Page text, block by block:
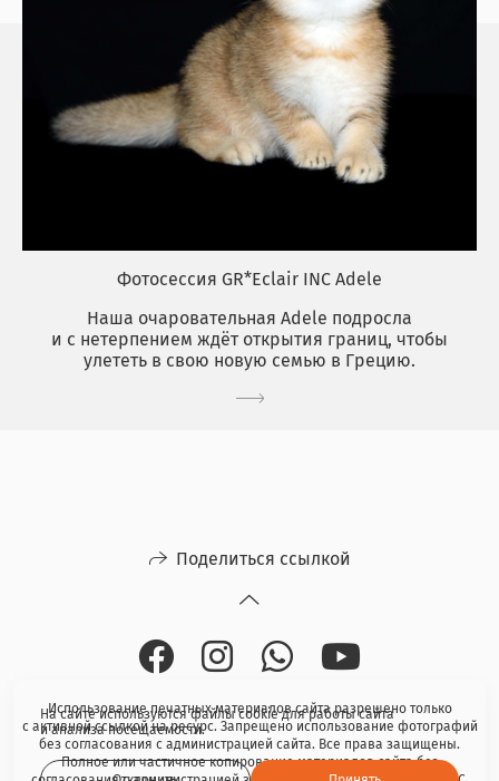
Фотосессия GR*Eclair INC Adele
Наша очаровательная Adele подросла
и с нетерпением ждёт открытия границ, чтобы
улететь в свою новую семью в Грецию.
Поделиться ссылкой
Использование печатных материалов сайта разрешено только
с активной ссылкой на ресурс. Запрещено использование фотографий
без согласования с администрацией сайта. Все права защищены.
Полное или частичное копирование материалов сайта без
На сайте используются файлы cookie для работы сайта
и анализа посещаемости.